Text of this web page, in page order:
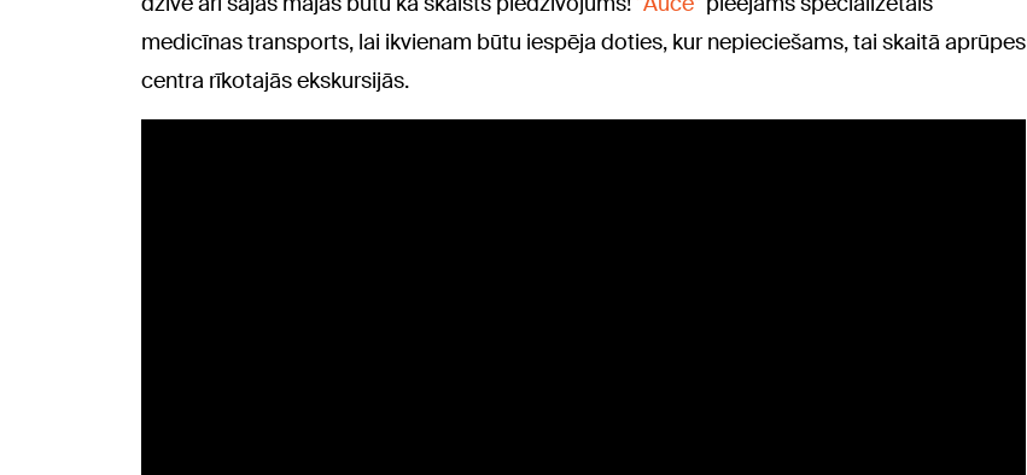
medicīnas transports, lai ikvienam būtu iespēja doties, kur nepieciešams, tai skaitā aprūpes
centra rīkotajās ekskursijās.